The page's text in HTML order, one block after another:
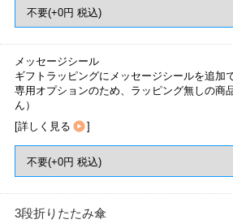
メッセージシール
ギフトラッピングにメッセージシールを追加
専用オプションのため、ラッピング無しの商
ん）
[詳しく見る ]
3段折りたたみ傘